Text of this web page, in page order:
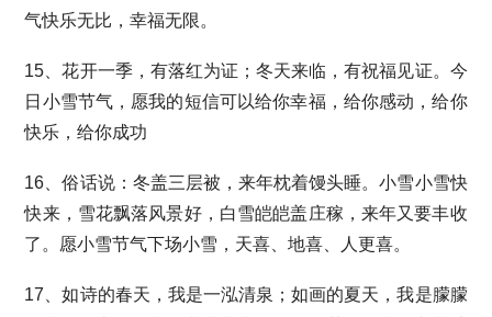
气快乐无比，幸福无限。
15、花开一季，有落红为证；冬天来临，有祝福见证。今
日小雪节气，愿我的短信可以给你幸福，给你感动，给你
快乐，给你成功
16、俗话说：冬盖三层被，来年枕着馒头睡。小雪小雪快
快来，雪花飘落风景好，白雪皑皑盖庄稼，来年又要丰收
了。愿小雪节气下场小雪，天喜、地喜、人更喜。
17、如诗的春天，我是一泓清泉；如画的夏天，我是朦朦